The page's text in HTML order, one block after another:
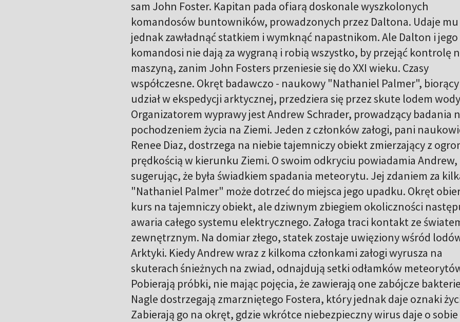
sam John Foster. Kapitan pada ofiarą doskonale wyszkolonych
komandosów buntowników, prowadzonych przez Daltona. Udaje mu
jednak zawładnąć statkiem i wymknąć napastnikom. Ale Dalton i jego
komandosi nie dają za wygraną i robią wszystko, by przejąć kontrolę
maszyną, zanim John Fosters przeniesie się do XXI wieku. Czasy
współczesne. Okręt badawczo - naukowy "Nathaniel Palmer", biorący
udział w ekspedycji arktycznej, przedziera się przez skute lodem
Organizatorem wyprawy jest Andrew Schrader, prowadzący badania
pochodzeniem życia na Ziemi. Jeden z członków załogi, pani
Renee Diaz, dostrzega na niebie tajemniczy obiekt zmierzający z
prędkością w kierunku Ziemi. O swoim odkryciu powiadamia Andrew,
sugerując, że była świadkiem spadania meteorytu. Jej zdaniem za
"Nathaniel Palmer" może dotrzeć do miejsca jego upadku. Okręt
kurs na tajemniczy obiekt, ale dziwnym zbiegiem okoliczności
awaria całego systemu elektrycznego. Załoga traci kontakt ze
zewnętrznym. Na domiar złego, statek zostaje uwięziony wśród
Arktyki. Kiedy Andrew wraz z kilkoma członkami załogi wyrusza na
skuterach śnieżnych na zwiad, odnajdują setki odłamków
Pobierają próbki, nie mając pojęcia, że zawierają one zabójcze
Nagle dostrzegają zmarzniętego Fostera, który jednak daje oznaki
Zabierają go na okręt, gdzie wkrótce niebezpieczny wirus daje o sobie